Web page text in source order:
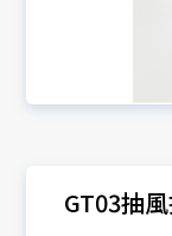
GT03抽